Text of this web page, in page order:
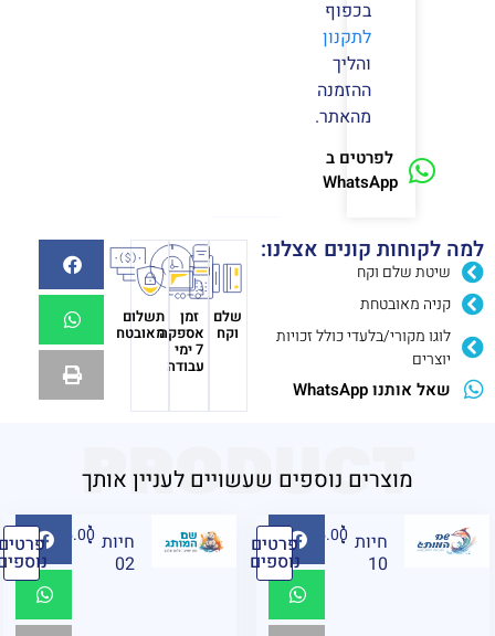
בכפוף
לתקנון
והליך
ההזמנה
מהאתר.
לפרטים ב
WhatsApp
למה לקוחות קונים אצלנו:
שיטת שלם וקח
קניה מאובטחת
לוגו מקורי/בלעדי כולל זכויות
יוצרים
שאל אותנו WhatsApp
שלם
וקח
זמן
אספקה
7 ימי
עבודה
תשלום
מאובטח
מוצרים נוספים שעשויים לעניין אותך
PRODUCT
חיות
10
₪ 95.00 פרטים
נוספים
חיות
02
₪ 95.00 פרטים
נוספים